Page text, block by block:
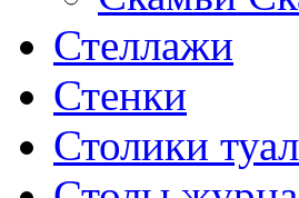
Стеллажи
Стенки
Столики